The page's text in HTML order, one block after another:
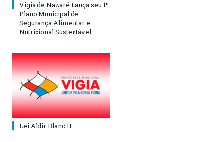
Vigia de Nazaré Lança seu 1º
Plano Municipal de
Segurança Alimentar e
Nutricional Sustentável
Lei Aldir Blanc II